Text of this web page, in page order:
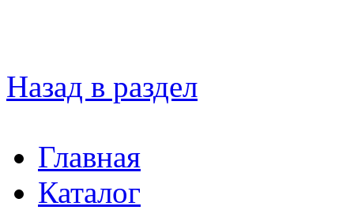
Назад в раздел
Главная
Каталог